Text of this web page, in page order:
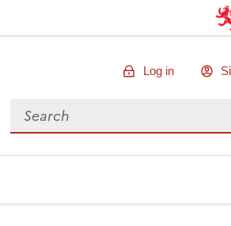
Log in
Search for data